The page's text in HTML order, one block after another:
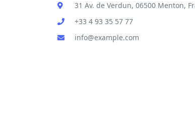
31 Av. de Verdun, 06500 Menton,
+33 4 93 35 57 77
info@example.com